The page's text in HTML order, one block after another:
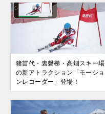
猪苗代・裏磐梯・高畑スキー場
の新アトラクション「モーショ
ンレコーダー」登場！